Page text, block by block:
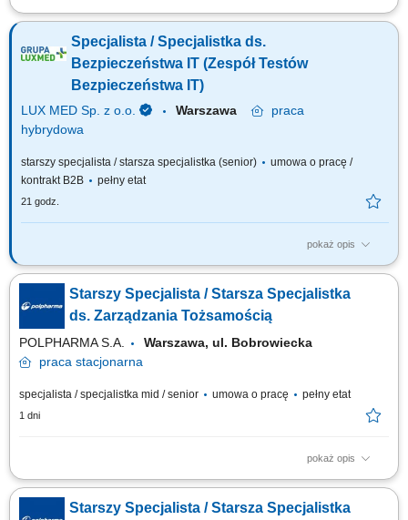
Zakres obowiązków: Koordynowanie reakcji na incydenty
Prowadzenie War Room podczas aktywnych incydentów i nadzorowanie
przebiegu działań. Prowadzenie pełnej dokumentacji incydentu, w tym
logbooka, timeline oraz raportów....
Specjalista / Specjalistka ds.
Bezpieczeństwa IT (Zespół Testów
Bezpieczeństwa IT)
LUX MED Sp. z o.o. Warszawa
praca
hybrydowa
starszy specjalista / starsza specjalistka (senior)
umowa o pracę /
kontrakt B2B
pełny etat
21 godz.
pokaż opis
Twoją rolą będzie: Opracowywanie oraz utrzymywanie metodyki realizacji
testów bezpieczeństwa IT; Prowadzenie kalendarza testów
bezpieczeństwa IT; Wykonywanie testów bezpieczeństwa IT; Ocena
krytyczności wykrytych podatności zgodnie z przyjętą metodyką;
Sporządzanie raportów z...
Starszy Specjalista / Starsza Specjalistka
ds. Zarządzania Tożsamością
POLPHARMA S.A.
Warszawa, ul. Bobrowiecka
praca stacjonarna
specjalista / specjalistka mid / senior umowa o pracę pełny etat
1 dni
pokaż opis
Na tym stanowisku będziesz projektować i optymalizować procesy
zarządzania tożsamością, wdrażać standardy bezpieczeństwa IAM oraz
doradzać dla nowych i istniejących systemów w firmie. Twój zakres
Starszy Specjalista / Starsza Specjalistka